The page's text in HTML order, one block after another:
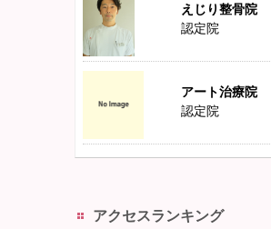
えじり整骨院
認定院
アート治療院
認定院
アクセスランキング